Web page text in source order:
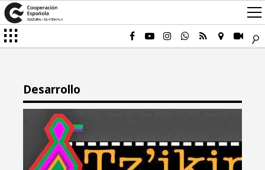
Desarrollo